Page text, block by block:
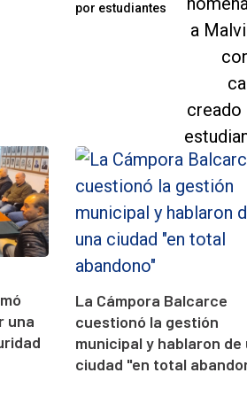
por estudiantes
una
La Cámpora Balcarce
cuestionó la gestión
municipal y hablaron de
ciudad "en total